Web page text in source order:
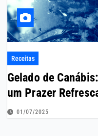
Receitas
Gelado de
um Prazer
01/07/2025